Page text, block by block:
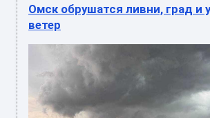
Омск обрушатся ливни, град и
ветер